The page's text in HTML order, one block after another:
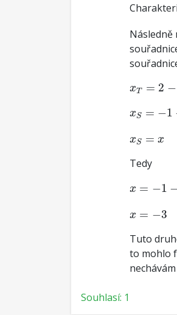
Následně
xT = 2 −
x −2
xS = −1
−2
xS = x
xS =x
Tedy
x = −1
−2
x = −3
x =−
Tuto
to mohlo
Souhlasí: 1